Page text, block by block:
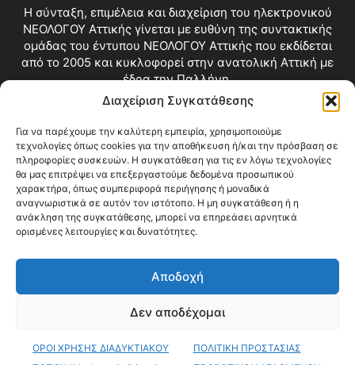
Διαχείριση Συγκατάθεσης
Για να παρέχουμε την καλύτερη εμπειρία, χρησιμοποιούμε
τεχνολογίες όπως cookies για την αποθήκευση ή/και την πρόσβαση σε
πληροφορίες συσκευών. Η συγκατάθεση για τις εν λόγω τεχνολογίες
θα μας επιτρέψει να επεξεργαστούμε δεδομένα προσωπικού
χαρακτήρα, όπως συμπεριφορά περιήγησης ή μοναδικά
αναγνωριστικά σε αυτόν τον ιστότοπο. Η μη συγκατάθεση ή η
ανάκληση της συγκατάθεσης, μπορεί να επηρεάσει αρνητικά
ορισμένες λειτουργίες και δυνατότητες.
Αποδοχή
Δεν αποδέχομαι
ΟΡΟΙ ΧΡΗΣΗΣ ΔΙΑΔΥΚΤΙΑΚΟΥ
ΠΟΛΙΤΙΚΗ ΠΡΟΣΤΑΣΙΑΣ
Η σύνταξη, επιμέλεια και διαχείριση του ηλεκτρονικού
ΝΕΟΛΟΓΟΥ Αττικής γίνεται με ευθύνη της συντακτικής
ομάδας του έντυπου ΝΕΟΛΟΓΟΥ Αττικής που εκδίδεται
από το 2005 και κυκλοφορεί στην ανατολική Αττική με
έδρα την Παλλήνη.
Επικοινωνία:info@neologosattikis.gr
ΑΚΟΛΟΥΘΗΣΕ ΜΑΣ
Videos Όροι Χρήσης
© Copyright 2026 ΝΕΟΛΟΓΟΣ ΑΤΤΙΚΗΣ • All Rights Reserved •